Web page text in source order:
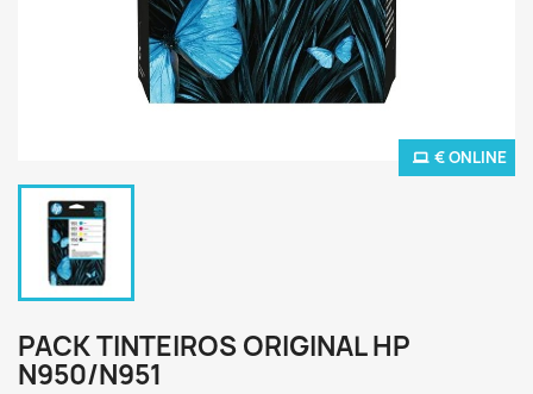
€ ONLINE
PACK TINTEIROS ORIGINAL HP
N950/N951